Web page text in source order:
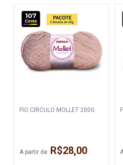
Fio Circulo Urbano 500G Cor
2926 Mare
Disponível:
6 Itens
Fio Circulo Urbano 500G Cor
107
Cores
FIO CIRCULO MOLLET 200G
A partir de: R$28,00